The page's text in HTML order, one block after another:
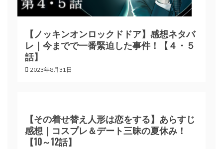
ン
【ノッキンオンロックドドア】感想ネタバ
レ｜今までで一番緊迫した事件！【４・５
話】
2023年8月31日
【その着せ替え人形は恋をする】あらすじ
感想｜コスプレ＆デート三昧の夏休み！
【10～12話】